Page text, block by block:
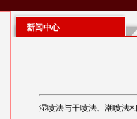
新闻中心
湿喷法与干喷法、潮喷法